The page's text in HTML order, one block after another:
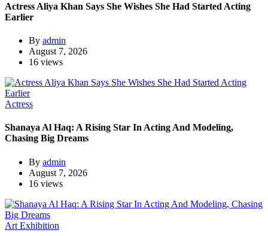
Actress Aliya Khan Says She Wishes She Had Started Acting
Earlier
By admin
August 7, 2026
16 views
Actress
Shanaya Al Haq: A Rising Star In Acting And Modeling,
Chasing Big Dreams
By admin
August 7, 2026
16 views
Art Exhibition